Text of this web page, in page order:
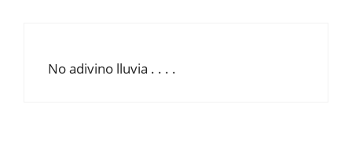
No adivino lluvia . . . .